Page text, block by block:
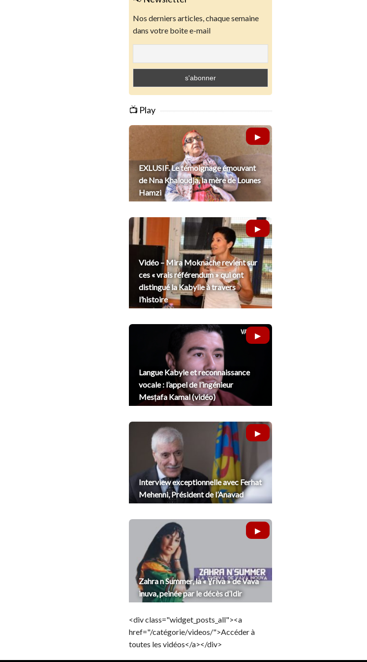
Nos derniers articles, chaque semaine
dans votre boite e-mail
📺 Play
EXLUSIF. Le témoignage émouvant
de Nna Khaloudja, la mère de Lounes
Hamzi
Vidéo – Mira Moknache revient sur
ces « vrais référendum » qui ont
distingué la Kabylie à travers
l’histoire
Langue Kabyle et reconnaissance
vocale : l’appel de l’ingénieur
Mesṭafa Kamal (vidéo)
Interview exceptionnelle avec Ferhat
Mehenni, Président de l’Anavad
Zahra n Summer, la « Ɣriva » de Vava
inuva, peinée par le décès d’Idir
<div class="widget_posts_all"><a
href="/catégorie/videos/">Accéder à
toutes les vidéos</a></div>